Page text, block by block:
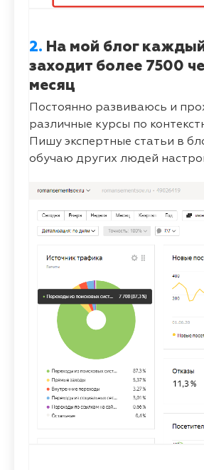
2. На мой блог
заходит более 7500
месяц
Постоянно развиваюсь и
различные курсы по
Пишу экспертные статьи в
обучаю других людей